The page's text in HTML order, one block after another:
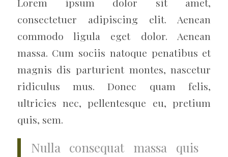
consectetuer adipiscing elit. Aenean
commodo ligula eget dolor. Aenean
massa. Cum sociis natoque penatibus et
magnis dis parturient montes, nascetur
ridiculus mus. Donec quam felis,
ultricies nec, pellentesque eu, pretium
quis, sem.
Nulla consequat massa quis